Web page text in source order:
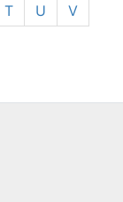
T U
V